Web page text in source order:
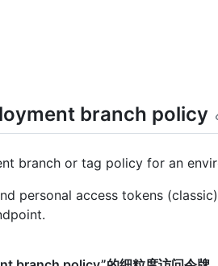
branch policy
branch or tag policy for an
personal access tokens